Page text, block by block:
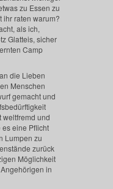
zu Essen zu
ihr raten warum?
als ich,
Glatteis, sicher
Camp
die Lieben
Menschen
gemacht und
weltfremd und
eine Pflicht
Lumpen zu
zurück
Möglichkeit
in